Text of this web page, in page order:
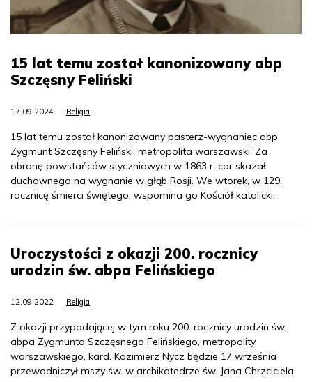
15 lat temu został kanonizowany abp
Szczęsny Feliński
17.09.2024 Religia
15 lat temu został kanonizowany pasterz-wygnaniec abp
Zygmunt Szczęsny Feliński, metropolita warszawski. Za
obronę powstańców styczniowych w 1863 r. car skazał
duchownego na wygnanie w głąb Rosji. We wtorek, w 129.
rocznicę śmierci świętego, wspomina go Kościół katolicki.
Uroczystości z okazji 200. rocznicy
urodzin św. abpa Felińskiego
12.09.2022 Religia
Z okazji przypadającej w tym roku 200. rocznicy urodzin św.
abpa Zygmunta Szczęsnego Felińskiego, metropolity
warszawskiego, kard. Kazimierz Nycz będzie 17 września
przewodniczył mszy św. w archikatedrze św. Jana Chrzciciela.